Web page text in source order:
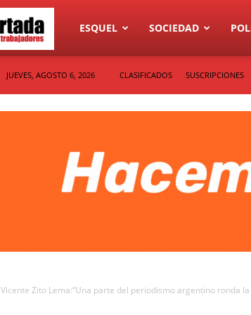
Diario
La
ESQUEL SOCIEDAD
JUEVES, AGOSTO 6, 2026 CLASIFICADOS SUSCRIPCIONES
Vicente Zito Lema:“Una parte del periodismo argentino ronda la